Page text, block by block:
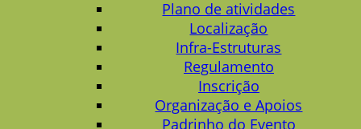
Plano de atividades
Localização
Infra-Estruturas
Regulamento
Inscrição
Organização e Apoios
Padrinho do Evento